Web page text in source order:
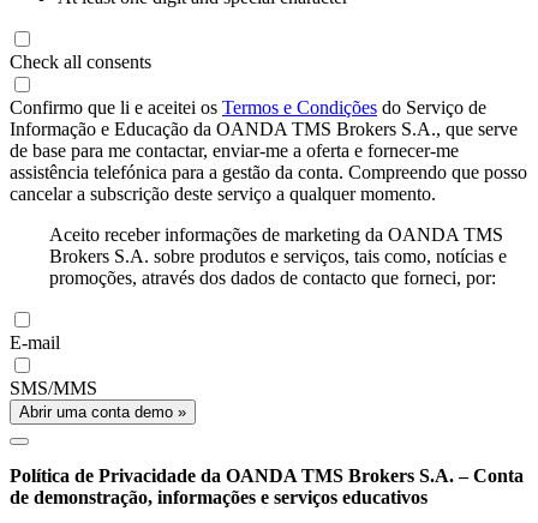
Check all consents
Confirmo que li e aceitei os Termos e Condições do Serviço de
Informação e Educação da OANDA TMS Brokers S.A., que serve
de base para me contactar, enviar-me a oferta e fornecer-me
assistência telefónica para a gestão da conta. Compreendo que posso
cancelar a subscrição deste serviço a qualquer momento.
Aceito receber informações de marketing da OANDA TMS
Brokers S.A. sobre produtos e serviços, tais como, notícias e
promoções, através dos dados de contacto que forneci, por:
E-mail
SMS/MMS
Abrir uma conta demo »
Política de Privacidade da OANDA TMS Brokers S.A. – Conta
de demonstração, informações e serviços educativos